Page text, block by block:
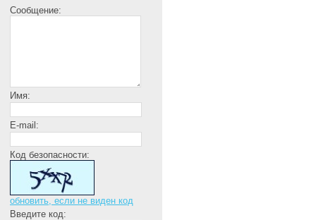
Сообщение:
Имя:
E-mail:
Код безопасности:
обновить, если не виден код
Введите код: